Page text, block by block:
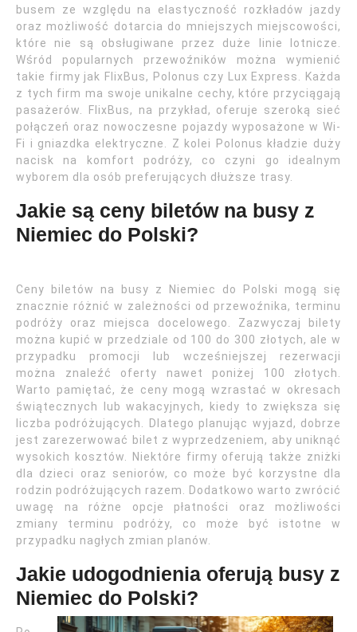
busem ze względu na elastyczność rozkładów jazdy
oraz możliwość dotarcia do mniejszych miejscowości,
które nie są obsługiwane przez duże linie lotnicze.
Wśród popularnych przewoźników można wymienić
takie firmy jak FlixBus, Polonus czy Lux Express. Każda
z tych firm ma swoje unikalne cechy, które przyciągają
pasażerów. FlixBus, na przykład, oferuje szeroką sieć
połączeń oraz nowoczesne pojazdy wyposażone w Wi-
Fi i gniazdka elektryczne. Z kolei Polonus kładzie duży
nacisk na komfort podróży, co czyni go idealnym
wyborem dla osób preferujących dłuższe trasy.
Jakie są ceny biletów na busy z
Niemiec do Polski?
Ceny biletów na busy z Niemiec do Polski mogą się
znacznie różnić w zależności od przewoźnika, terminu
podróży oraz miejsca docelowego. Zazwyczaj bilety
można kupić w przedziale od 100 do 300 złotych, ale w
przypadku promocji lub wcześniejszej rezerwacji
można znaleźć oferty nawet poniżej 100 złotych.
Warto pamiętać, że ceny mogą wzrastać w okresach
świątecznych lub wakacyjnych, kiedy to zwiększa się
liczba podróżujących. Dlatego planując wyjazd, dobrze
jest zarezerwować bilet z wyprzedzeniem, aby uniknąć
wysokich kosztów. Niektóre firmy oferują także zniżki
dla dzieci oraz seniorów, co może być korzystne dla
rodzin podróżujących razem. Dodatkowo warto zwrócić
uwagę na różne opcje płatności oraz możliwości
zmiany terminu podróży, co może być istotne w
przypadku nagłych zmian planów.
Jakie udogodnienia oferują busy z
Niemiec do Polski?